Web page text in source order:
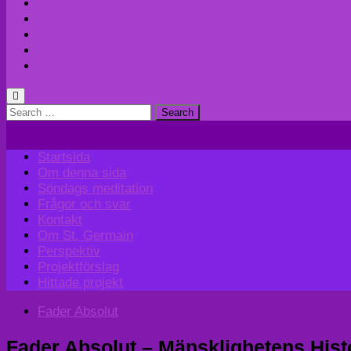
Search
Startsida
Om denna sida
Söndags meditation
Frågor och svar
Kontakt
Om St. Germain
Perspektiv
Projektförslag
Hittade projekt
Fader Absolut